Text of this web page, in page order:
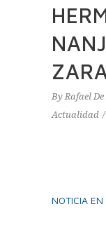
By Rafael
Actualidad
NOTICIA EN